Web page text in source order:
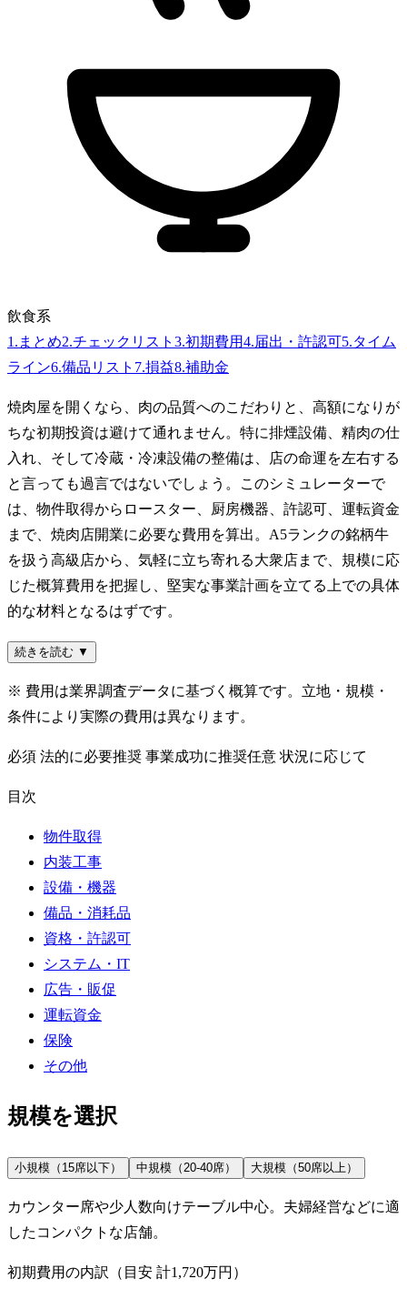
飲食系
1 . まとめ2.チェックリスト 3.初期費用4.届出・許認可5.タイム
ライン6.備品リスト 7.損益8.補助金
焼肉屋を開くなら、肉の品質へのこだわりと、高額になりが
ちな初期投資は避けて通れません。特に排煙設備、精肉の仕
入れ、そして冷蔵・冷凍設備の整備は、店の命運を左右する
と言っても過言ではないでしょう。このシミュレーターで
は、物件取得からロースター、厨房機器、許認可、運転資金
まで、焼肉店開業に必要な費用を算出。A5ランクの銘柄牛
を扱う高級店から、気軽に立ち寄れる大衆店まで、規模に応
じた概算費用を把握し、堅実な事業計画を立てる上での具体
的な材料となるはずです。
続きを読む ▼
※ 費用は業界調査データに基づく概算です。立地・規模・
条件により実際の費用は異なります。
必須 法的に必要推奨 事業成功に推奨任意 状況に応じて
目次
物件取得
内装工事
設備・機器
備品・消耗品
資格・許認可
システム・IT
広告・販促
運転資金
保険
その他
規模を選択
小規模（15席以下） 中規模（20-40席） 大規模（50席以上）
カウンター席や少人数向けテーブル中心。夫婦経営などに適
したコンパクトな店舗。
初期費用の内訳（目安 計1,720万円 ）